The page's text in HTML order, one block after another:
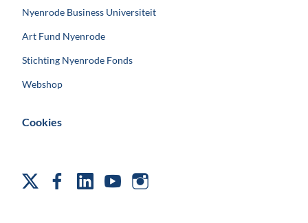
Nyenrode Business Universiteit
Art Fund Nyenrode
Stichting Nyenrode Fonds
Webshop
Cookies